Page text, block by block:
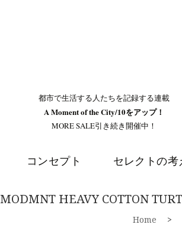
都市で生活する人たちを記録する連載
A Moment of the City/10をアップ！
MORE SALE引き続き開催中！
コンセプト セレクトの考
MODMNT HEAVY COTTON
Home >